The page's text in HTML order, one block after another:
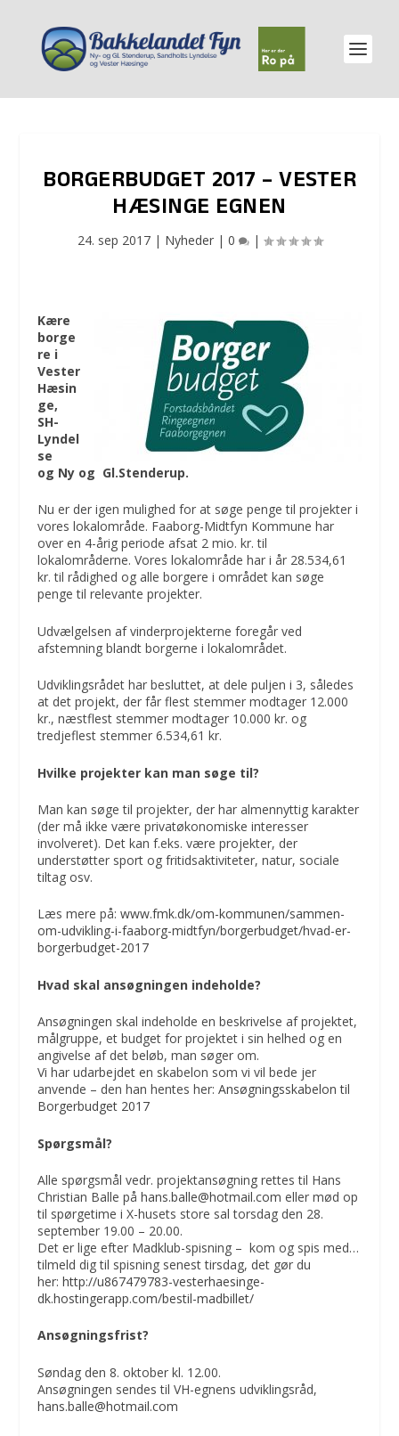
BORGERBUDGET 2017 – VESTER
HÆSINGE EGNEN
24. sep 2017| Nyheder| 0 |
Kære
borge
re i
Vester
Hæsin
ge,
SH-
Lyndel
se
og Ny og Gl.Stenderup.
Nu er der igen mulighed for at søge penge til projekter i
vores lokalområde. Faaborg-Midtfyn Kommune har
over en 4-årig periode afsat 2 mio. kr. til
lokalområderne. Vores lokalområde har i år 28.534,61
kr. til rådighed og alle borgere i området kan søge
penge til relevante projekter.
Udvælgelsen af vinderprojekterne foregår ved
afstemning blandt borgerne i lokalområdet.
Udviklingsrådet har besluttet, at dele puljen i 3, således
at det projekt, der får flest stemmer modtager 12.000
kr., næstflest stemmer modtager 10.000 kr. og
tredjeflest stemmer 6.534,61 kr.
Hvilke projekter kan man søge til?
Man kan søge til projekter, der har almennyttig karakter
(der må ikke være privatøkonomiske interesser
involveret). Det kan f.eks. være projekter, der
understøtter sport og fritidsaktiviteter, natur, sociale
tiltag osv.
Læs mere på:www.fmk.dk/om-kommunen/sammen-
om-udvikling-i-faaborg-midtfyn/borgerbudget/hvad-er-
borgerbudget-2017
Hvad skal ansøgningen indeholde?
Ansøgningen skal indeholde en beskrivelse af projektet,
målgruppe, et budget for projektet i sin helhed og en
angivelse af det beløb, man søger om.
Vi har udarbejdet en skabelon som vi vil bede jer
anvende – den han hentes her:Ansøgningsskabelon til
Borgerbudget 2017
Spørgsmål?
Alle spørgsmål vedr. projektansøgning rettes til Hans
Christian Balle påhans.balle@hotmail.com eller mød op
til spørgetime i X-husets store sal torsdag den 28.
september 19.00 – 20.00.
Det er lige efter Madklub-spisning – kom og spis med…
tilmeld dig til spisning senest tirsdag, det gør du
her:http://u867479783-vesterhaesinge-
dk.hostingerapp.com/bestil-madbillet/
Ansøgningsfrist?
Søndag den 8. oktober kl. 12.00.
Ansøgningen sendes til VH-egnens udviklingsråd,
hans.balle@hotmail.com